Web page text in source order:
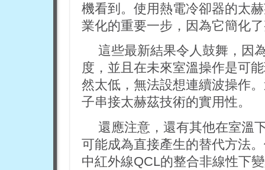
機看到。使用熱電冷卻器的太
業化的重要一步，因為它簡化
這些最新結果令人鼓舞，因
度，並且在未來室溫操作是可
然太低，無法設想連續波操作
子串接太赫茲技術的實用性。
還應注意，還有其他在室溫
可能成為直接產生的替代方法
中紅外線QCL的整合非線性下